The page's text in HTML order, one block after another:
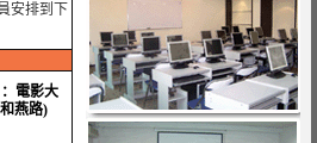
安排到下
電影大
燕路)